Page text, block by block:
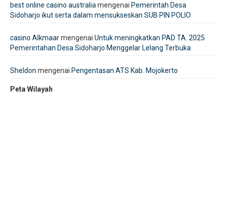
best online casino australia mengenai Pemerintah Desa
Sidoharjo ikut serta dalam mensukseskan SUB PIN POLIO
casino Alkmaarmengenai Untuk meningkatkan PAD TA. 2025
Pemerintahan Desa Sidoharjo Menggelar Lelang Terbuka
Sheldon mengenai Pengentasan ATS Kab. Mojokerto
Peta Wilayah